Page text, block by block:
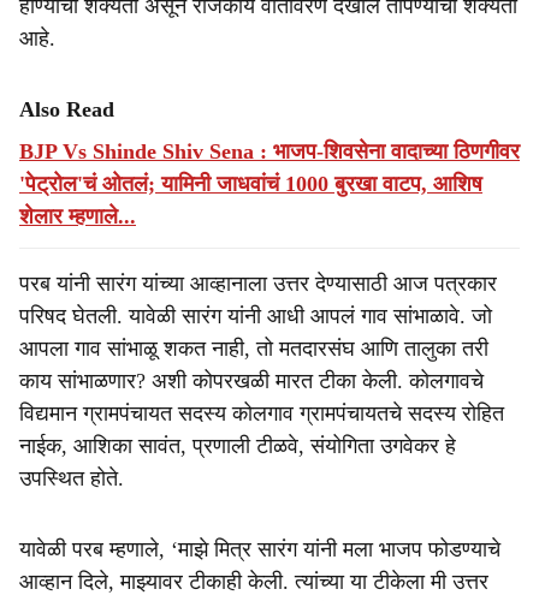
होण्याची शक्यता असून राजकीय वातावरण देखील तापण्याची शक्यता
आहे.
Also Read
BJP Vs Shinde Shiv Sena : भाजप-शिवसेना वादाच्या ठिणगीवर
'पेट्रोल'चं ओतलं; यामिनी जाधवांचं 1000 बुरखा वाटप, आशिष
शेलार म्हणाले...
परब यांनी सारंग यांच्या आव्हानाला उत्तर देण्यासाठी आज पत्रकार
परिषद घेतली. यावेळी सारंग यांनी आधी आपलं गाव सांभाळावे. जो
आपला गाव सांभाळू शकत नाही, तो मतदारसंघ आणि तालुका तरी
काय सांभाळणार? अशी कोपरखळी मारत टीका केली. कोलगावचे
विद्यमान ग्रामपंचायत सदस्य कोलगाव ग्रामपंचायतचे सदस्य रोहित
नाईक, आशिका सावंत, प्रणाली टीळवे, संयोगिता उगवेकर हे
उपस्थित होते.
यावेळी परब म्हणाले, ‘माझे मित्र सारंग यांनी मला भाजप फोडण्याचे
आव्हान दिले, माझ्यावर टीकाही केली. त्यांच्या या टीकेला मी उत्तर